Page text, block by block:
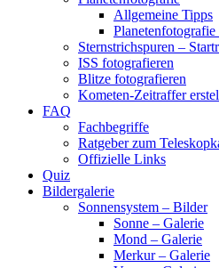
Allgemeine Tipps
Sternstrichspuren –
ISS fotografieren
Blitze fotografieren
Kometen-Zeitraffer
FAQ
Fachbegriffe
Ratgeber zum
Offizielle Links
Quiz
Bildergalerie
Sonnensystem – Bilder
Sonne – Galerie
Mond – Galerie
Merkur – Galerie